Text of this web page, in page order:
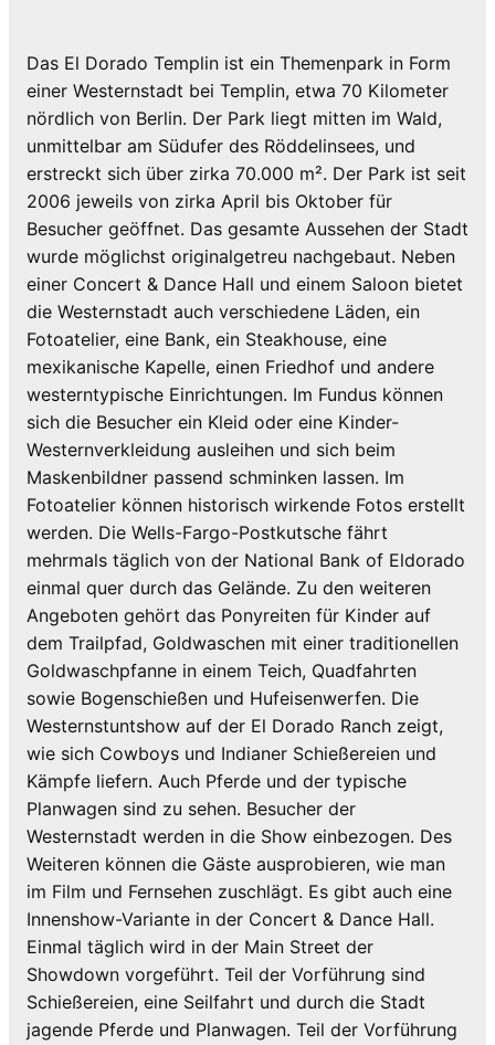
Das El Dorado Templin ist ein Themenpark in Form
einer Westernstadt bei Templin, etwa 70 Kilometer
nördlich von Berlin. Der Park liegt mitten im Wald,
unmittelbar am Südufer des Röddelinsees, und
erstreckt sich über zirka 70.000 m². Der Park ist seit
2006 jeweils von zirka April bis Oktober für
Besucher geöffnet. Das gesamte Aussehen der Stadt
wurde möglichst originalgetreu nachgebaut. Neben
einer Concert & Dance Hall und einem Saloon bietet
die Westernstadt auch verschiedene Läden, ein
Fotoatelier, eine Bank, ein Steakhouse, eine
mexikanische Kapelle, einen Friedhof und andere
westerntypische Einrichtungen. Im Fundus können
sich die Besucher ein Kleid oder eine Kinder-
Westernverkleidung ausleihen und sich beim
Maskenbildner passend schminken lassen. Im
Fotoatelier können historisch wirkende Fotos erstellt
werden. Die Wells-Fargo-Postkutsche fährt
mehrmals täglich von der National Bank of Eldorado
einmal quer durch das Gelände. Zu den weiteren
Angeboten gehört das Ponyreiten für Kinder auf
dem Trailpfad, Goldwaschen mit einer traditionellen
Goldwaschpfanne in einem Teich, Quadfahrten
sowie Bogenschießen und Hufeisenwerfen. Die
Westernstuntshow auf der El Dorado Ranch zeigt,
wie sich Cowboys und Indianer Schießereien und
Kämpfe liefern. Auch Pferde und der typische
Planwagen sind zu sehen. Besucher der
Westernstadt werden in die Show einbezogen. Des
Weiteren können die Gäste ausprobieren, wie man
im Film und Fernsehen zuschlägt. Es gibt auch eine
Innenshow-Variante in der Concert & Dance Hall.
Einmal täglich wird in der Main Street der
Showdown vorgeführt. Teil der Vorführung sind
Schießereien, eine Seilfahrt und durch die Stadt
jagende Pferde und Planwagen. Teil der Vorführung